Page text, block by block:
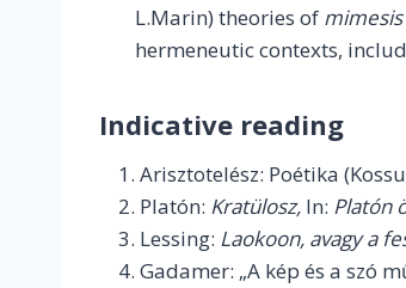
L.Marin) theories of mimesis
hermeneutic contexts,
Indicative reading
Arisztotelész: Poétika
Platón: Kratülosz, In: Platón
Lessing: Laokoon, avagy a
Gadamer: „A kép és a szó